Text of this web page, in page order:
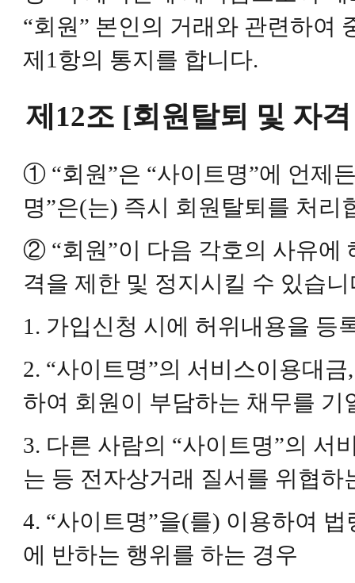
“회원” 본인의 거래와 관련하여
제1항의 통지를 합니다.
제12조 [회원탈퇴 및 자
① “회원”은 “사이트명”에 언제
명”은(는) 즉시 회원탈퇴를 처리
② “회원”이 다음 각호의 사유에
격을 제한 및 정지시킬 수 있습니
1. 가입신청 시에 허위내용을 등
2. “사이트명”의 서비스이용대
하여 회원이 부담하는 채무를 기
3. 다른 사람의 “사이트명”의 서
는 등 전자상거래 질서를 위협하
4. “사이트명”을(를) 이용하여
에 반하는 행위를 하는 경우